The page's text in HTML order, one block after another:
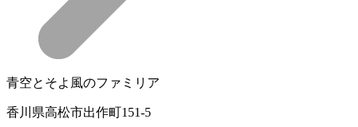
青空とそよ風のファミリア
香川県高松市出作町151-5